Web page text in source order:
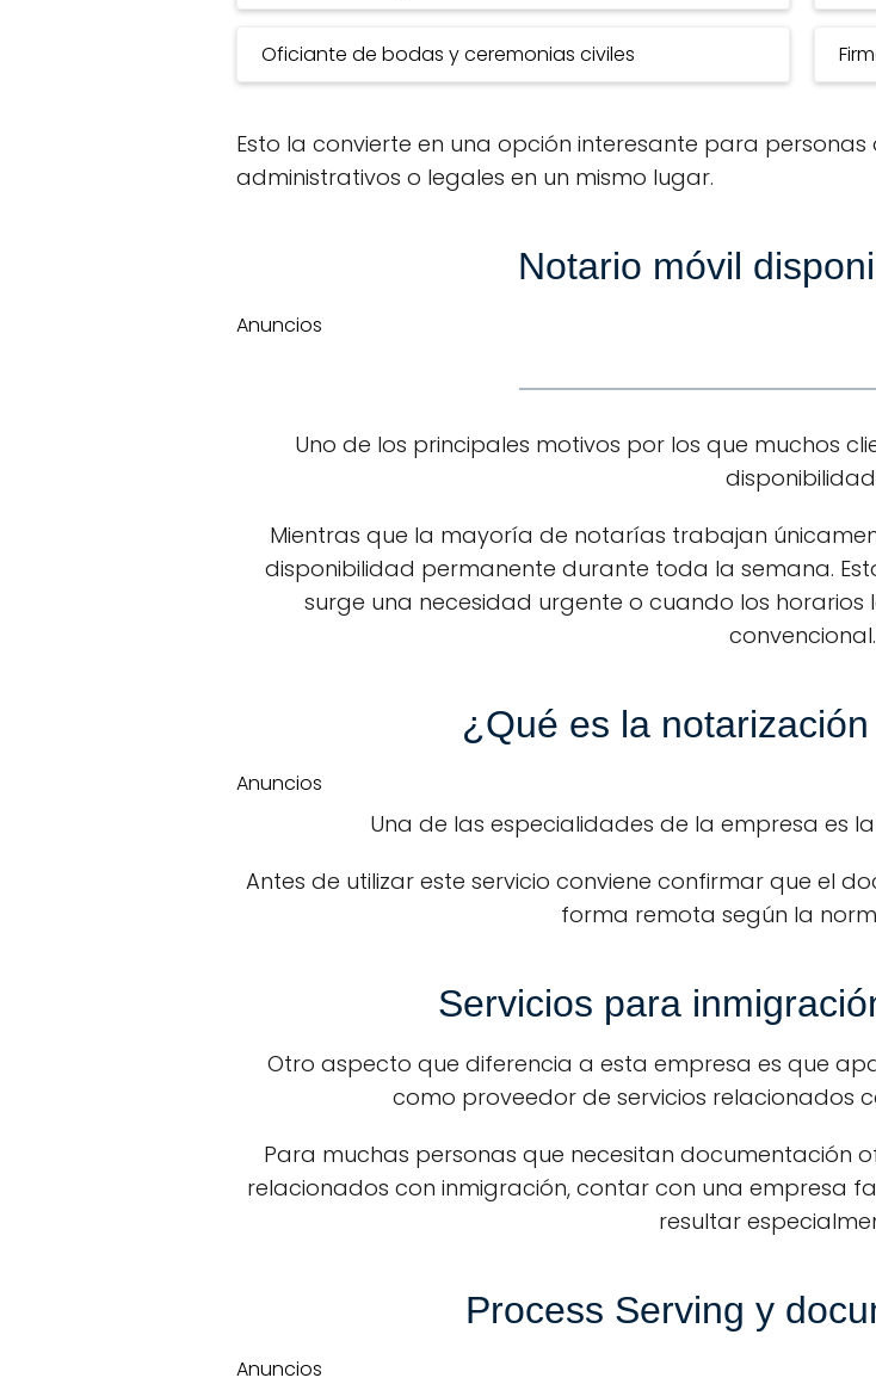
Oficiante de bodas y ceremonias civiles
Esto la convierte en una opción interesante para
administrativos o legales en un mismo lugar.
Notario móvil
Anuncios
Uno de los principales motivos por los que muchos
Mientras que la mayoría de notarías trabajan
disponibilidad permanente durante toda la semana.
surge una necesidad urgente o cuando los
convencional.
¿Qué es la
Anuncios
Una de las especialidades de la empresa es la
Antes de utilizar este servicio conviene confirmar que el
forma remota según la
Servicios para
Otro aspecto que diferencia a esta empresa es que
como proveedor de servicios relacionados
Para muchas personas que necesitan documentación
relacionados con inmigración, contar con una empresa
resultar
Process Serving y
Anuncios